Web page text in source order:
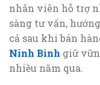
nhân viên hỗ trợ
sàng tư vấn,
cả sau khi bán
Ninh Bình giữ
nhiều năm qua.